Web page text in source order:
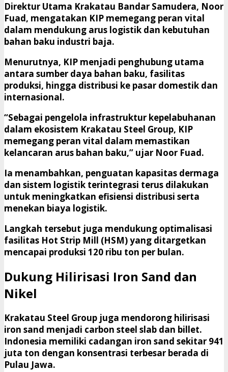
Direktur Utama Krakatau Bandar Samudera, Noor
Fuad, mengatakan KIP memegang peran vital
dalam mendukung arus logistik dan kebutuhan
bahan baku industri baja.
Menurutnya, KIP menjadi penghubung utama
antara sumber daya bahan baku, fasilitas
produksi, hingga distribusi ke pasar domestik dan
internasional.
“Sebagai pengelola infrastruktur kepelabuhanan
dalam ekosistem Krakatau Steel Group, KIP
memegang peran vital dalam memastikan
kelancaran arus bahan baku,” ujar Noor Fuad.
Ia menambahkan, penguatan kapasitas dermaga
dan sistem logistik terintegrasi terus dilakukan
untuk meningkatkan efisiensi distribusi serta
menekan biaya logistik.
Langkah tersebut juga mendukung optimalisasi
fasilitas Hot Strip Mill (HSM) yang ditargetkan
mencapai produksi 120 ribu ton per bulan.
Dukung Hilirisasi Iron Sand dan
Nikel
Krakatau Steel Group juga mendorong hilirisasi
iron sand menjadi carbon steel slab dan billet.
Indonesia memiliki cadangan iron sand sekitar 941
juta ton dengan konsentrasi terbesar berada di
Pulau Jawa.